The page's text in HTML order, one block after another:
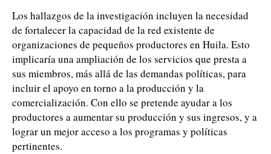
Los hallazgos de la investigación incluyen la necesidad
de fortalecer la capacidad de la red existente de
organizaciones de pequeños productores en Huila. Esto
implicaría una ampliación de los servicios que presta a
sus miembros, más allá de las demandas políticas, para
incluir el apoyo en torno a la producción y la
comercialización. Con ello se pretende ayudar a los
productores a aumentar su producción y sus ingresos, y a
lograr un mejor acceso a los programas y políticas
pertinentes.